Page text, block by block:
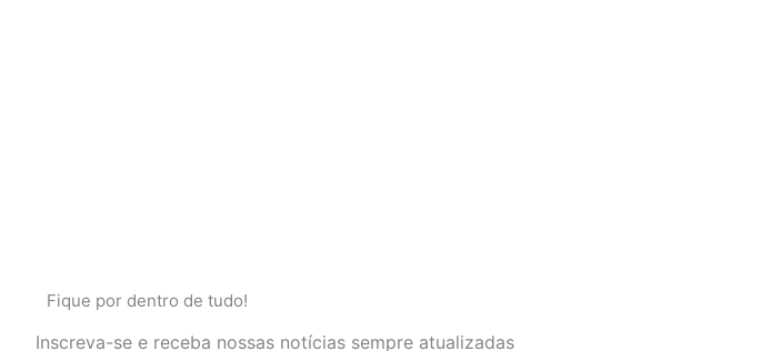
Fique por dentro de tudo!
Inscreva-se e receba nossas notícias sempre atualizadas